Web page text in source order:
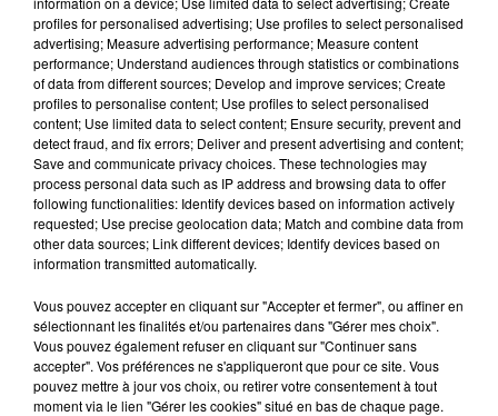
la centralité de l’Église. Entre les intrigues des rois, les défis de
la peste noire et les querelles théologiques, les papes français
entretinrent la flamme d’une institution secouée mais jamais
brisée.
Ils furent à la fois hommes de foi et hommes de leur temps.
Certains se révélèrent mécènes, bâtisseurs ou réformateurs.
D’autres furent accusés de connivence avec le pouvoir
temporel. Mais tous incarnèrent, à leur manière, cette tension
féconde entre le ciel et la terre, entre la contemplation et
L’héritage des papes français dépasse la simple chronologie
de leurs pontificats. Il se retrouve dans les conciles convoqués,
les doctrines clarifiées, les âmes guidées, les crises
surmontées. Ils ont donné à l’Église des pages d’histoire faites
profiles for personalised advertising; Use profiles to select personalised
advertising; Measure advertising performance; Measure content
performance; Understand audiences through statistics or combinations
of data from different sources; Develop and improve services; Create
profiles to personalise content; Use profiles to select personalised
content; Use limited data to select content; Ensure security, prevent and
detect fraud, and fix errors; Deliver and present advertising and content;
Save and communicate privacy choices. These technologies may
process personal data such as IP address and browsing data to offer
following functionalities: Identify devices based on information actively
requested; Use precise geolocation data; Match and combine data from
other data sources; Link different devices; Identify devices based on
information transmitted automatically.
Vous pouvez accepter en cliquant sur "Accepter et fermer", ou affiner en
sélectionnant les finalités et/ou partenaires dans "Gérer mes choix".
Vous pouvez également refuser en cliquant sur "Continuer sans
accepter". Vos préférences ne s'appliqueront que pour ce site. Vous
pouvez mettre à jour vos choix, ou retirer votre consentement à tout
moment via le lien "Gérer les cookies" situé en bas de chaque page.